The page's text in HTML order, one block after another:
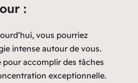
:
vous pourriez
intense autour de vous.
accomplir des tâches
exceptionnelle.